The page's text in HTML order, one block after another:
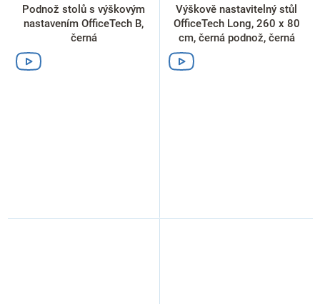
Podnož stolů s výškovým
nastavením OfficeTech B,
černá
Výškově nastavitelný stůl
OfficeTech Long, 260 x 80
cm, černá podnož, černá